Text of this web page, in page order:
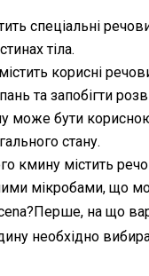
спеціальні
тіла.
корисні
та запобігти
може бути
стану.
кмину містить
мікробами, що
на що
необхідно